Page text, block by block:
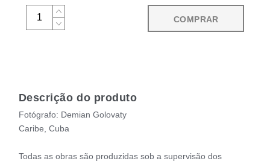
COMPRAR
Descrição do produto
Fotógrafo: Demian Golovaty
Caribe, Cuba
Todas as obras são produzidas sob a supervisão dos